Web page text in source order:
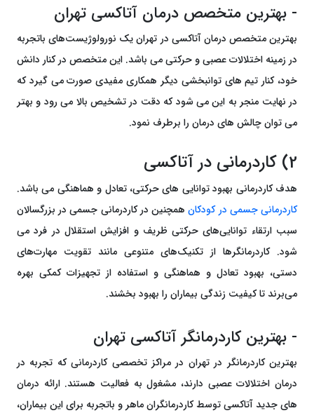
- بهترین متخصص درمان آتاکسی تهران
بهترین متخصص درمان آتاکسی در تهران یک نورولوژیست‌های باتجربه
در زمینه اختلالات عصبی و حرکتی می باشد. این متخصص در کنار دانش
خود، کنار تیم های توانبخشی دیگر همکاری مفیدی صورت می گیرد که
در نهایت منجر به این می شود که دقت در تشخیص بالا می رود و بهتر
می توان چالش های درمان را برطرف نمود.
2) کاردرمانی در آتاکسی
هدف کاردرمانی بهبود توانایی های حرکتی، تعادل و هماهنگی می باشد.
کاردرمانی جسمی در کودکانهمچنین در کاردرمانی جسمی در بزرگسالان
سبب ارتقاء توانایی‌های حرکتی ظریف و افزایش استقلال در فرد می
شود. کاردرمانگرها از تکنیک‌های متنوعی مانند تقویت مهارت‌های
دستی، بهبود تعادل و هماهنگی و استفاده از تجهیزات کمکی بهره
می‌برند تا کیفیت زندگی بیماران را بهبود بخشند.
- بهترین کاردرمانگر آتاکسی تهران
بهترین کاردرمانگر در تهران در مراکز تخصصی کاردرمانی که تجربه در
درمان اختلالات عصبی دارند، مشغول به فعالیت هستند. ارائه درمان
های جدید آتاکسی توسط کاردرمانگران ماهر و باتجربه برای این بیماران،